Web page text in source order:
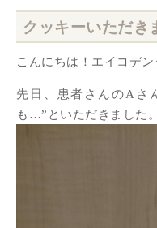
クッキーいただき
こんにちは！エイコデ
先日、患者さんのAさ
も…”といただきました